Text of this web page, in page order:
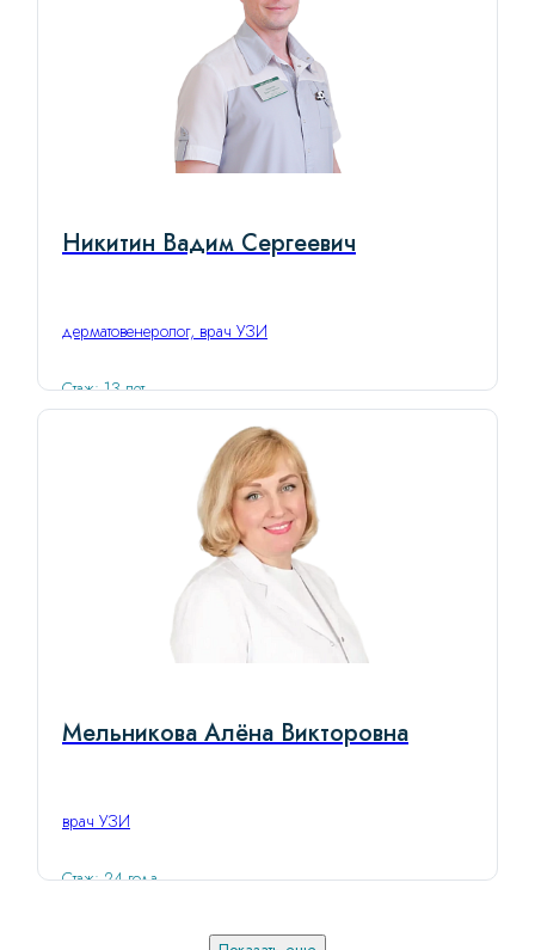
Никитин Вадим Сергеевич
дерматовенеролог, врач УЗИ
Стаж: 13 лет
Мельникова Алёна Викторовна
врач УЗИ
Стаж: 24 года